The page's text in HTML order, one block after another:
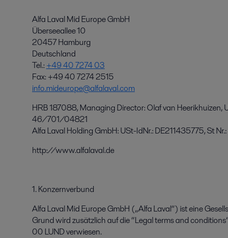
Alfa Laval Mid Europe GmbH
Überseeallee 10
20457 Hamburg
Deutschland
Tel.:+49 40 7274 03
Fax: +49 40 7274 2515
info.mideurope@alfalaval.com
HRB 187088, Managing Director: Olaf van Heerikhuizen,
46/701/04821
Alfa Laval Holding GmbH: USt-IdNr.: DE211435775, St
http://www.alfalaval.de
1. Konzernverbund
Alfa Laval Mid Europe GmbH („Alfa Laval“) ist eine
Grund wird zusätzlich auf die “Legal terms and
00 LUND verwiesen.